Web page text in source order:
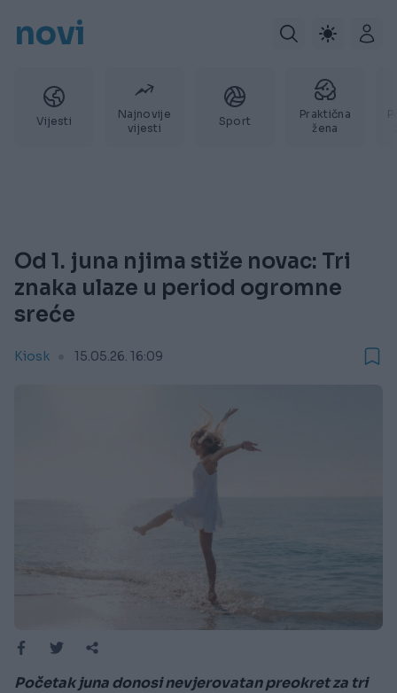
novi
Vijesti
Najnovije
vijesti
Sport
Praktična
žena
Od 1. juna njima stiže novac: Tri
znaka ulaze u period ogromne
sreće
Kiosk 15.05.26. 16:09
Početak juna donosi nevjerovatan preokret za tri